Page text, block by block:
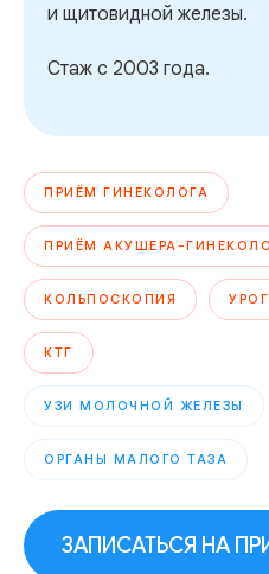
и щитовидной железы.
Стаж с 2003 года.
ПРИЁМ ГИНЕКОЛОГА
ПРИЁМ АКУШЕРА-
КОЛЬПОСКОПИЯ
КТГ
УЗИ МОЛОЧНОЙ ЖЕЛЕЗЫ
ОРГАНЫ МАЛОГО ТАЗА
ЗАПИСАТЬСЯ НА